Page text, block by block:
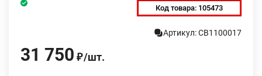
Код товара: 105473
Артикул: СВ1100017
31 750 ₽/шт.